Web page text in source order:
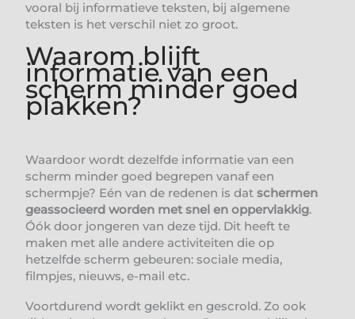
vooral bij informatieve teksten, bij algemene
teksten is het verschil niet zo groot.
Waarom blijft
informatie van een
scherm minder goed
plakken?
Waardoor wordt dezelfde informatie van een
scherm minder goed begrepen vanaf een
schermpje? Eén van de redenen is dat schermen
geassocieerd worden met snel en oppervlakkig.
Óók door jongeren van deze tijd. Dit heeft te
maken met alle andere activiteiten die op
hetzelfde scherm gebeuren: sociale media,
filmpjes, nieuws, e-mail etc.
Voortdurend wordt geklikt en gescrold. Zo ook